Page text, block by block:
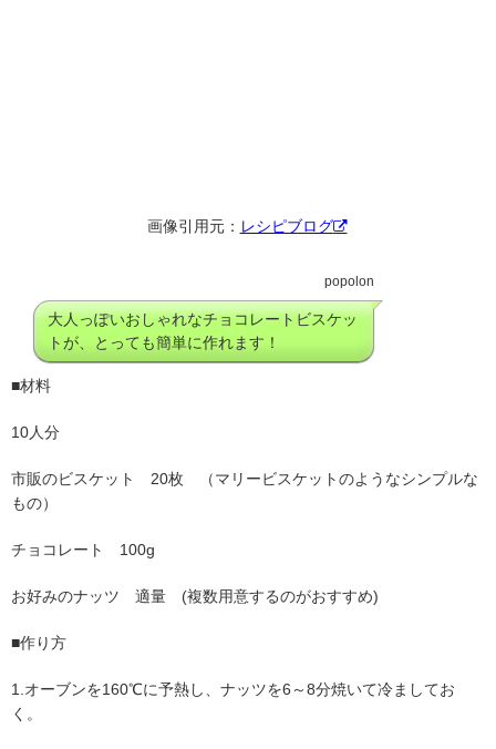
画像引用元： レシピブログ
popolon
大人っぽいおしゃれなチョコレートビスケッ
トが、とっても簡単に作れます！
■材料
10人分
市販のビスケット 20枚 （マリービスケットのようなシンプルな
もの）
チョコレート 100g
お好みのナッツ 適量 (複数用意するのがおすすめ)
■作り方
1.オーブンを160℃に予熱し、ナッツを6～8分焼いて冷ましてお
く。